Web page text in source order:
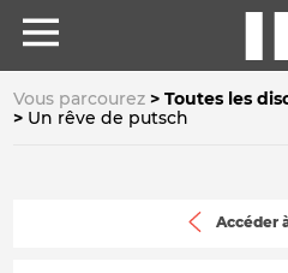
Vous parcourez
Toutes les
Un rêve de putsch
Accéder